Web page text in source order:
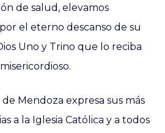
de salud, elevamos
el eterno descanso de su
Uno y Trino que lo reciba
Mendoza expresa sus más
a la Iglesia Católica y a todos